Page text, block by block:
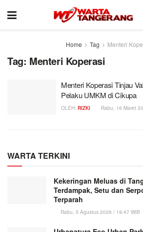
Home Tag Menteri
Tag: Menteri Koperasi
Menteri Koperasi Tinjau
Pelaku UMKM di Cikupa
OLEH: RIZKI Rabu, 16 Maret
WARTA TERKINI
Kekeringan Meluas di
Terdampak, Setu dan
Terparah
Rabu, 5 Agustus 2026 / 19:47 WIB